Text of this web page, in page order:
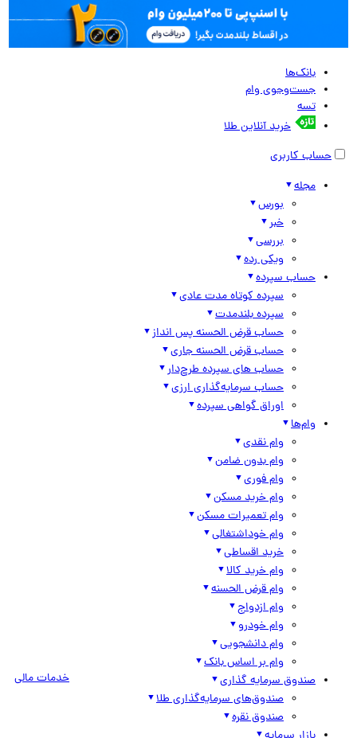
بانک‌ها
جست‌وجوی وام
تسه
خرید آنلاین طلا
حساب کاربری
مجله
بورس
خبر
بررسی
ویکی رده
حساب سپرده
سپرده کوتاه مدت عادی
سپرده بلندمدت
حساب قرض الحسنه پس انداز
حساب قرض الحسنه جاری
حساب های سپرده طرح‌دار
حساب سرمایه‌گذاری ارزی
اوراق گواهی سپرده
وام‌ها
وام نقدی
وام بدون ضامن
وام فوری
وام خرید مسکن
وام تعمیرات مسکن
وام خوداشتغالی
خرید اقساطی
وام خرید کالا
وام قرض الحسنه
وام ازدواج
وام خودرو
وام دانشجویی
وام بر اساس بانک
صندوق سرمایه گذاری
صندوق‌های سرمایه‌گذاری طلا
صندوق نقره
خدمات مالی